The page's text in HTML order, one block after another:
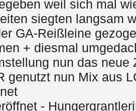
weil sich mal
siegten langsam
GA-Reißleine
+ diesmal
nun das neue
genutzt nun Mix aus
-